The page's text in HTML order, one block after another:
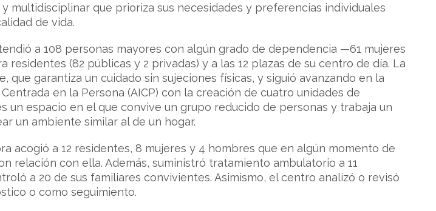
multidisciplinar que prioriza sus necesidades y preferencias individuales
de vida.
a 108 personas mayores con algún grado de dependencia —61 mujeres
(82 públicas y 2 privadas) y a las 12 plazas de su centro de día. La
que garantiza un cuidado sin sujeciones físicas, y siguió avanzando en la
en la Persona (AICP) con la creación de cuatro unidades de
un espacio en el que convive un grupo reducido de personas y trabaja un
un ambiente similar al de un hogar.
acogió a 12 residentes, 8 mujeres y 4 hombres que en algún momento de
relación con ella. Además, suministró tratamiento ambulatorio a 11
a 20 de sus familiares convivientes. Asimismo, el centro analizó o revisó
o como seguimiento.